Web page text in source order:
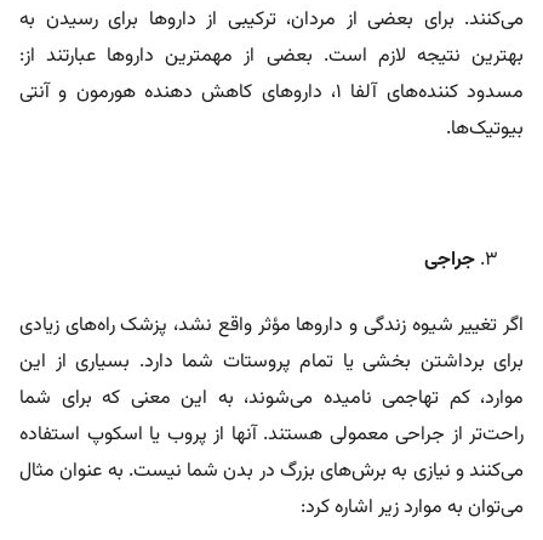
می‌کنند. برای بعضی از مردان، ترکیبی از داروها برای رسیدن به
بهترین نتیجه لازم است. بعضی از مهمترین داروها عبارتند از:
مسدود کننده‌های آلفا 1، داروهای کاهش دهنده هورمون و آنتی
بیوتیک‌ها.
جراجی
اگر تغییر شیوه زندگی و داروها مؤثر واقع نشد، پزشک راه‌های زیادی
برای برداشتن بخشی یا تمام پروستات شما دارد. بسیاری از این
موارد، کم تهاجمی نامیده می‌شوند، به این معنی که برای شما
راحت‌تر از جراحی معمولی هستند. آنها از پروب یا اسکوپ استفاده
می‌کنند و نیازی به برش‌های بزرگ در بدن شما نیست. به عنوان مثال
می‌توان به موارد زیر اشاره کرد: